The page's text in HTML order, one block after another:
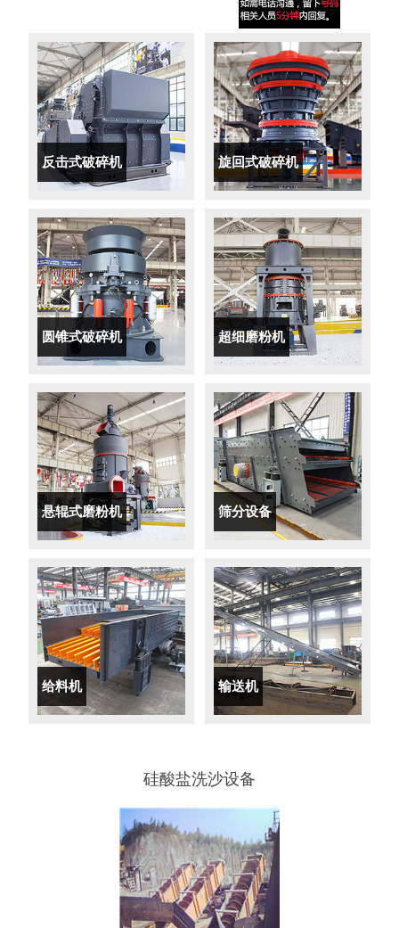
反击式破碎机 旋回式破碎机
圆锥式破碎机 超细磨粉机
悬辊式磨粉机 筛分设备
给料机 输送机
硅酸盐洗沙设备